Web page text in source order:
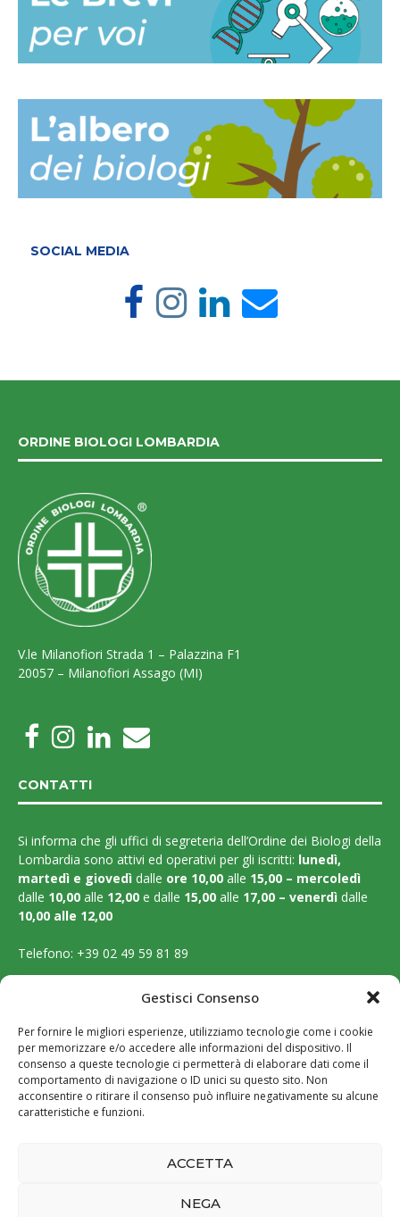
Gestisci Consenso
Per fornire le migliori esperienze, utilizziamo tecnologie come i cookie
per memorizzare e/o accedere alle informazioni del dispositivo. Il
consenso a queste tecnologie ci permetterà di elaborare dati come il
comportamento di navigazione o ID unici su questo sito. Non
acconsentire o ritirare il consenso può influire negativamente su alcune
caratteristiche e funzioni.
ACCETTA
NEGA
SOCIAL MEDIA
ORDINE BIOLOGI LOMBARDIA
V.le Milanofiori Strada 1 – Palazzina F1
20057 – Milanofiori Assago (MI)
CONTATTI
Si informa che gli uffici di segreteria dell’Ordine dei Biologi della
Lombardia sono attivi ed operativi per gli iscritti: lunedì,
martedì e giovedì dalle ore 10,00 alle 15,00 – mercoledì
dalle 10,00 alle 12,00 e dalle 15,00 alle 17,00 – venerdì dalle
10,00 alle 12,00
Telefono: +39 02 49 59 81 89
segreteria@ordinebiologilombardia.it
LEGAL PAGES
Amministrazione trasparente